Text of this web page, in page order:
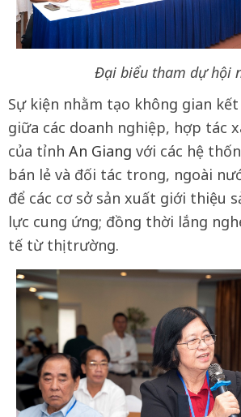
Đại biểu tham dự hội
Sự kiện nhằm tạo không gian
giữa các doanh nghiệp, hợp tác
của tỉnh An Giang với các hệ
bán lẻ và đối tác trong, ngoài
để các cơ sở sản xuất giới thiệu
lực cung ứng; đồng thời lắng
tế từ thị trường.